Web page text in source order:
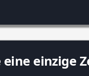
eine einzige